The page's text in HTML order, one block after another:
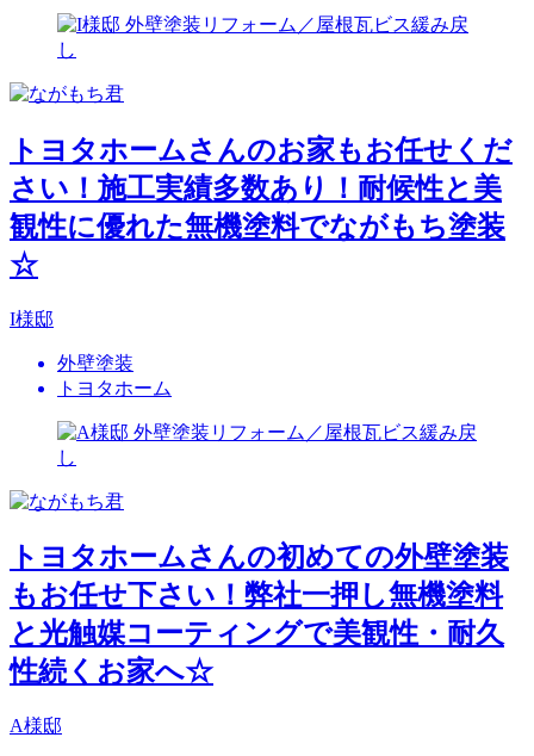
トヨタホームさんのお家もお任せくだ
さい！施工実績多数あり！耐候性と美
観性に優れた無機塗料でながもち塗装
☆
I様邸
外壁塗装
トヨタホーム
トヨタホームさんの初めての外壁塗装
もお任せ下さい！弊社一押し無機塗料
と光触媒コーティングで美観性・耐久
性続くお家へ☆
A様邸